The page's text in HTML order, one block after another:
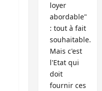
loyer
abordable"
: tout à fait
souhaitable.
Mais c'est
l'Etat qui
doit
fournir ces